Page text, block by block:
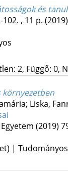
és
102. , 11 p. (2019)
2, Függő: 0,
környezetben
Liska,
(2019)
| Tudományos